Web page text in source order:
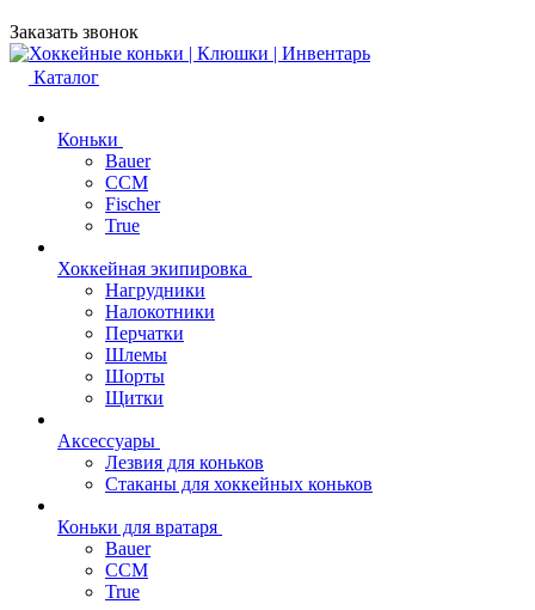
Заказать звонок
Каталог
Коньки
Bauer
CCM
Fischer
True
Хоккейная экипировка
Нагрудники
Налокотники
Перчатки
Шлемы
Шорты
Щитки
Аксессуары
Лезвия для коньков
Стаканы для хоккейных коньков
Коньки для вратаря
Bauer
CCM
True